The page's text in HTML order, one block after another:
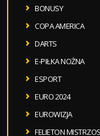
BONUSY
COPA AMERICA
DARTS
E-PIŁKA NOŻNA
ESPORT
EURO 2024
EUROWIZJA
FELIETON